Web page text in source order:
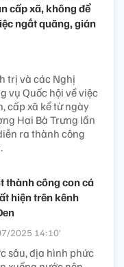
cấp xã, không để
ngắt quãng, gián
trị và các Nghị
vụ Quốc hội về việc
cấp xã kể từ ngày
Hai Bà Trưng lần
ra thành công
thành công con cá
hiện trên kênh
2025 14:10’
sâu, địa hình phức